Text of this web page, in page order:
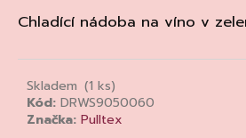
Chladící nádoba na víno v
Skladem (1 ks)
Kód: DRWS9050060
Značka: Pulltex